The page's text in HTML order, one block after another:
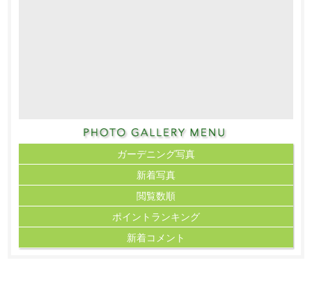
ガーデニング写真
新着写真
閲覧数順
ポイント ランキング
新着コメント